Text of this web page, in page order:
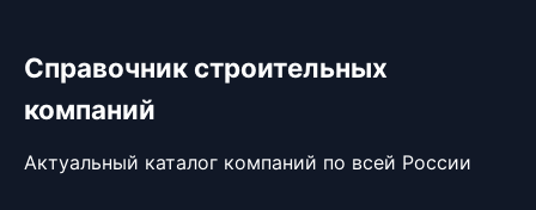
Справочник строительных
компаний
Актуальный каталог компаний по всей России